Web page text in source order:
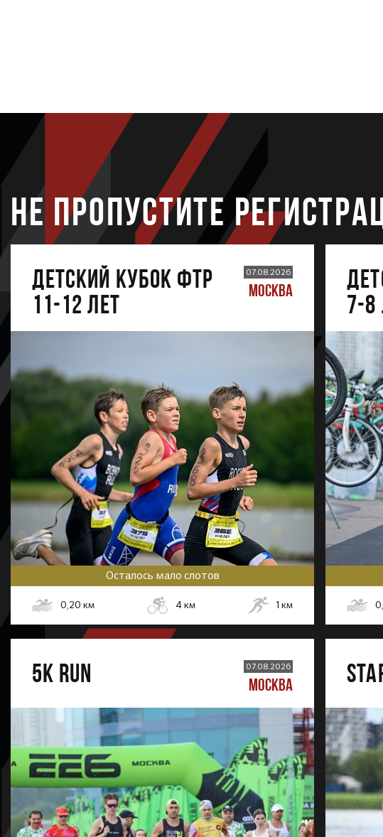
НЕ ПРОПУСТИТЕ
ДЕТСКИЙ КУБОК ФТР
11-12 лет
07.08.2026
МОСКВА
Осталось мало слотов
0,20 км 4км 1км
7-8
5К RUN 07.08.2026
МОСКВА